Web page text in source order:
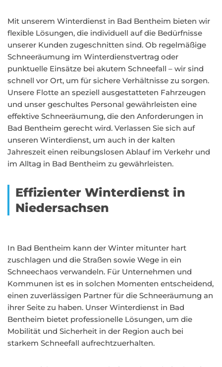
Mit unserem Winterdienst in Bad Bentheim bieten wir
flexible Lösungen, die individuell auf die Bedürfnisse
unserer Kunden zugeschnitten sind. Ob regelmäßige
Schneeräumung im Winterdienstvertrag oder
punktuelle Einsätze bei akutem Schneefall – wir sind
schnell vor Ort, um für sichere Verhältnisse zu sorgen.
Unsere Flotte an speziell ausgestatteten Fahrzeugen
und unser geschultes Personal gewährleisten eine
effektive Schneeräumung, die den Anforderungen in
Bad Bentheim gerecht wird. Verlassen Sie sich auf
unseren Winterdienst, um auch in der kalten
Jahreszeit einen reibungslosen Ablauf im Verkehr und
im Alltag in Bad Bentheim zu gewährleisten.
Effizienter Winterdienst in
Niedersachsen
In Bad Bentheim kann der Winter mitunter hart
zuschlagen und die Straßen sowie Wege in ein
Schneechaos verwandeln. Für Unternehmen und
Kommunen ist es in solchen Momenten entscheidend,
einen zuverlässigen Partner für die Schneeräumung an
ihrer Seite zu haben. Unser Winterdienst in Bad
Bentheim bietet professionelle Lösungen, um die
Mobilität und Sicherheit in der Region auch bei
starkem Schneefall aufrechtzuerhalten.